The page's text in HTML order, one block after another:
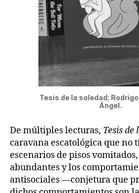
Tesis de la soledad;
Ángel.
De múltiples lecturas, Tesis de
caravana escatológica que no
escenarios de pisos
abundantes y los
antisociales —conjetura que